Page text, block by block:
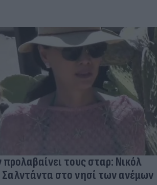
τους σταρ: Νικόλ
Σαλντάντα στο νησί των ανέμων